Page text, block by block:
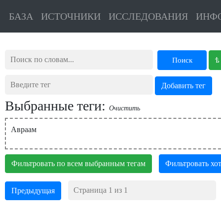
БАЗА ИСТОЧНИКИ ИССЛЕДОВАНИЯ
Поиск ѣ
Выбранные теги: Очистить
Авраам
Фильтровать по всем выбранным тегам Фильтровать